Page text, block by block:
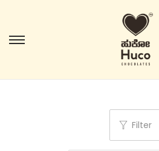
Filter